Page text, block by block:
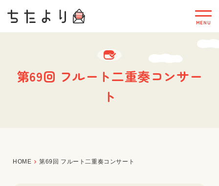
第69回 フルート二重奏コンサー
ト
HOME 第69回 フルート二重奏コンサート